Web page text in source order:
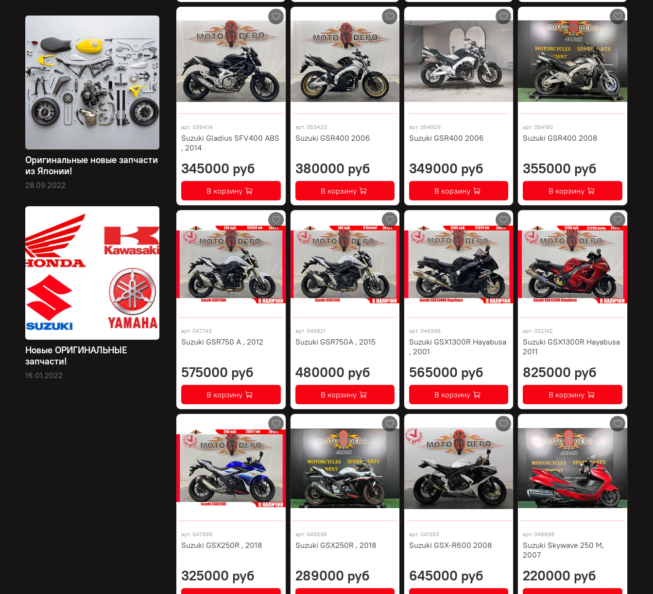
арт. 038404
Suzuki Gladius SFV400 ABS
, 2014
345000 руб
В корзину
арт. 053420
Suzuki GSR400 2006
380000 руб
В корзину
арт. 054809
Suzuki GSR400 2006
349000 руб
В корзину
арт. 054180
Suzuki GSR400 2008
355000 руб
В корзину
арт. 047743
Suzuki GSR750 A , 2012
575000 руб
В корзину
арт. 046821
Suzuki GSR750A , 2015
480000 руб
В корзину
арт. 046998
Suzuki GSX1300R Hayabusa
, 2001
565000 руб
В корзину
арт. 052142
Suzuki GSX1300R Hayabusa
2011
825000 руб
В корзину
арт. 047899
Suzuki GSX250R , 2018
325000 руб
арт. 049596
Suzuki GSX250R , 2018
289000 руб
арт. 041353
Suzuki GSX-R600 2008
645000 руб
арт. 048698
Suzuki Skywave 250 M,
2007
220000 руб
Оригинальные новые запчасти
из Японии!
28.09.2022
Новые ОРИГИНАЛЬНЫЕ
запчасти!
16.01.2022